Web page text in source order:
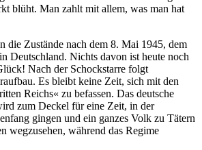
blüht. Man zahlt mit allem, was man hat
die Zustände nach dem 8. Mai 1945, dem
Deutschland. Nichts davon ist heute noch
Nach der Schockstarre folgt
Es bleibt keine Zeit, sich mit den
Reichs« zu befassen. Das deutsche
zum Deckel für eine Zeit, in der
gingen und ein ganzes Volk zu Tätern
wegzusehen, während das Regime